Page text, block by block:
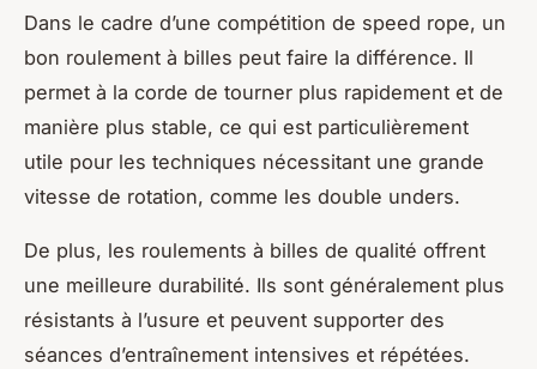
Dans le cadre d’une compétition de speed rope, un
bon roulement à billes peut faire la différence. Il
permet à la corde de tourner plus rapidement et de
manière plus stable, ce qui est particulièrement
utile pour les techniques nécessitant une grande
vitesse de rotation, comme les double unders.
De plus, les roulements à billes de qualité offrent
une meilleure durabilité. Ils sont généralement plus
résistants à l’usure et peuvent supporter des
séances d’entraînement intensives et répétées.